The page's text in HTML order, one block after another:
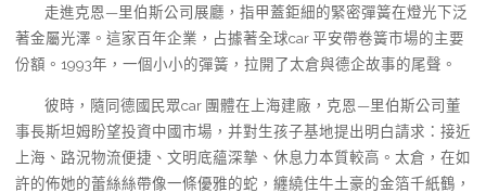
走進克恩—里伯斯公司展廳，指甲蓋鉅細的緊密彈簧在燈光下泛
著金屬光澤。這家百年企業，占據著全球car 平安帶卷簧市場的主要
份額。1993年，一個小小的彈簧，拉開了太倉與德企故事的尾聲。
彼時，隨同德國民眾car 團體在上海建廠，克恩—里伯斯公司董
事長斯坦姆盼望投資中國市場，并對生孩子基地提出明白請求：接近
上海、路況物流便捷、文明底蘊深摯、休息力本質較高。太倉，在如
許的佈她的蕾絲絲帶像一條優雅的蛇，纏繞住牛土豪的金箔千紙鶴，